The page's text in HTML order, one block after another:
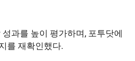
과를 높이 평가하며, 포투닷에
를 재확인했다.